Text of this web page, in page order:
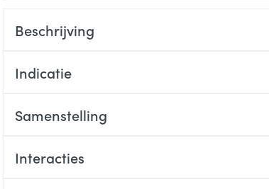
Beschrijving
Indicatie
Samenstelling
Interacties